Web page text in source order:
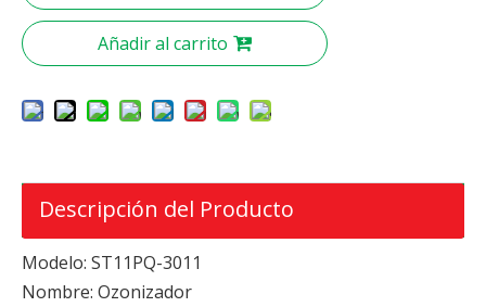
Añadir al carrito
Descripción del Producto
Modelo: ST11PQ-3011
Nombre: Ozonizador